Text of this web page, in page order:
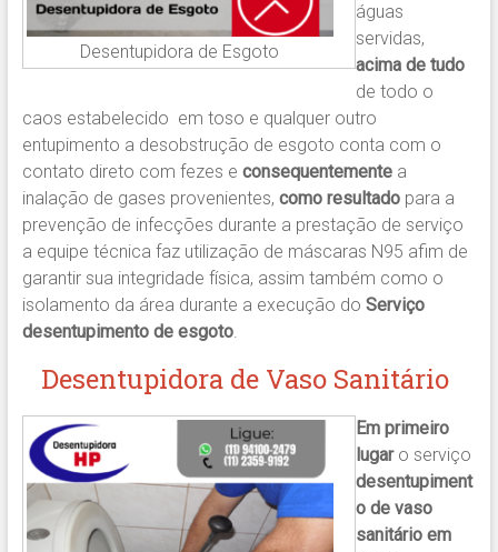
Desentupidora de Esgoto
águas
servidas,
acima de tudo
de todo o
caos estabelecido em toso e qualquer outro
entupimento a desobstrução de esgoto conta com o
contato direto com fezes e consequentementea
inalação de gases provenientes, como resultadopara a
prevenção de infecções durante a prestação de serviço
a equipe técnica faz utilização de máscaras N95 afim de
garantir sua integridade física, assim também como o
isolamento da área durante a execução do Serviço
desentupimento de esgoto.
Desentupidora de Vaso Sanitário
Em primeiro
lugaro serviço
desentupiment
o de vaso
sanitário em